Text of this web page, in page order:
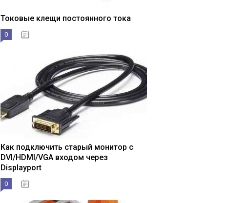
Токовые клещи постоянного тока
0
Как подключить старый монитор с
DVI/HDMI/VGA входом через
Displayport
0